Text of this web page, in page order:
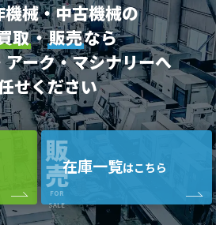
械・中古機械の
取・販売なら
ーク・マシナリーへ
せください
販
売
FOR
SALE
在庫一覧はこちら